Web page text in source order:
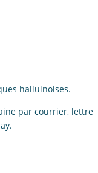
halluinoises.
par courrier, lettre